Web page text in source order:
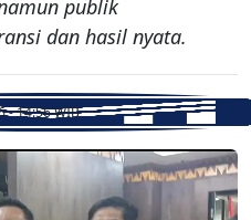
publik
dan hasil nyata.
- 14:56 WIB